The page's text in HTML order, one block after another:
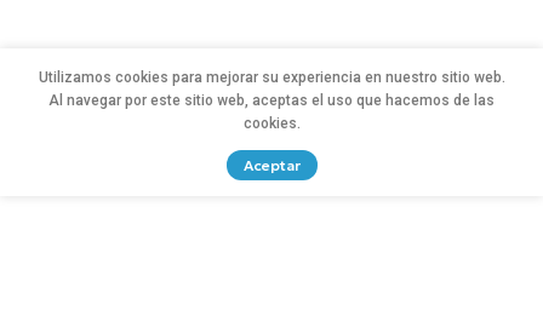
Utilizamos cookies para mejorar su experiencia en nuestro sitio web.
Al navegar por este sitio web, aceptas el uso que hacemos de las
cookies.
Aceptar